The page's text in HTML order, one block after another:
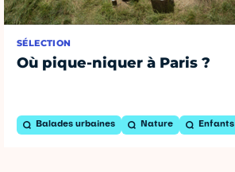
SÉLECTION
Où pique-niquer à Paris ?
Balades urbaines Nature Enfants